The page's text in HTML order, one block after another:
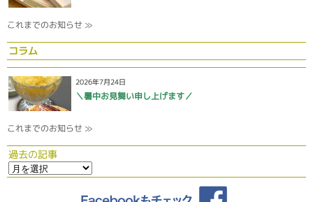
これまでのお知らせ ≫
コラム
2026年7月24日
＼暑中お見舞い申し上げます／
これまでのお知らせ ≫
過去の記事